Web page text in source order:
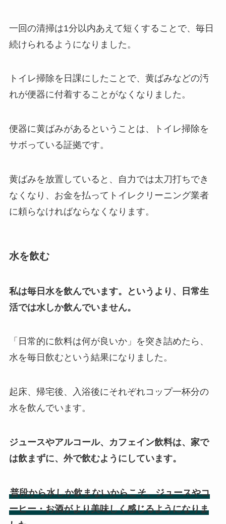
一回の清掃は1分以内あえて短くすることで、毎日
続けられるようになりました。
トイレ掃除を日課にしたことで、黄ばみなどの汚
れが便器に付着することがなくなりました。
便器に黄ばみがあるということは、トイレ掃除を
サボっている証拠です。
黄ばみを放置していると、自力では太刀打ちでき
なくなり、お金を払ってトイレクリーニング業者
に頼らなければならなくなります。
水を飲む
私は毎日水を飲んでいます。というより、日常生
活では水しか飲んでいません。
「日常的に飲料は何が良いか」を突き詰めたら、
水を毎日飲むという結果になりました。
起床、帰宅後、入浴後にそれぞれコップ一杯分の
水を飲んでいます。
ジュースやアルコール、カフェイン飲料は、家で
は飲まずに、外で飲むようにしています。
普段から水しか飲まないからこそ、ジュースやコ
ーヒー・お酒がより美味しく感じるようになりま